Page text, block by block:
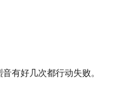
有好几次都行动失败。